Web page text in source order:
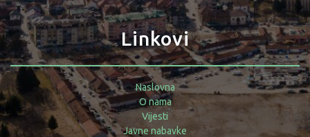
Linkovi
Naslovna
O nama
Vijesti
Javne nabavke